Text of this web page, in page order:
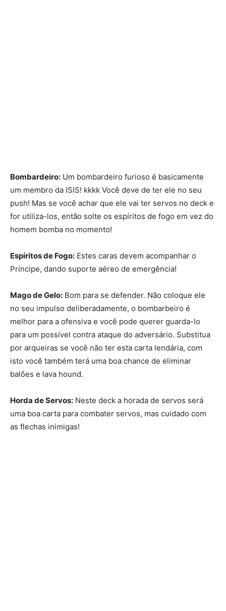
Bombardeiro: Um bombardeiro furioso é basicamente
um membro da ISIS! kkkk Você deve de ter ele no seu
push! Mas se você achar que ele vai ter servos no deck e
for utiliza-los, então solte os espíritos de fogo em vez do
homem bomba no momento!
Espíritos de Fogo: Estes caras devem acompanhar o
Príncipe, dando suporte aéreo de emergência!
Mago de Gelo: Bom para se defender. Não coloque ele
no seu impulso deliberadamente, o bombarbeiro é
melhor para a ofensiva e você pode querer guarda-lo
para um possível contra ataque do adversário. Substitua
por arqueiras se você não ter esta carta lendária, com
isto você também terá uma boa chance de eliminar
balões e lava hound.
Horda de Servos: Neste deck a horada de servos será
uma boa carta para combater servos, mas cuidado com
as flechas inimigas!